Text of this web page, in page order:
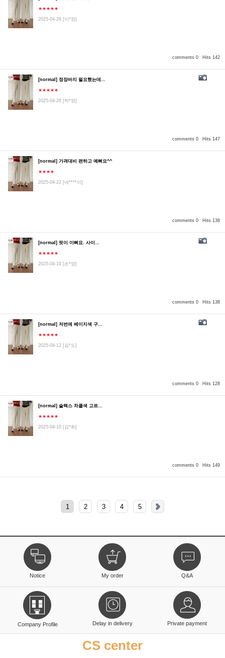
comments 0 Hits 142
★★★★★
2025-04-28 [이*정]
comments 0 Hits 147
[normal] 정장바지 필요했는데...
★★★★★
2025-04-26 [박*영]
comments 0 Hits 138
[normal] 가격대비 편하고 예뻐요^^
★★★★
2025-04-22 [네****이]
comments 0 Hits 138
[normal] 핏이 이뻐요. 사이...
★★★★★
2025-04-19 [손*영]
comments 0 Hits 128
[normal] 저번에 베이지색 구...
★★★★★
2025-04-12 [김*도]
comments 0 Hits 149
[normal] 슬랙스 차콜색 고르...
★★★★★
2025-04-10 [김*화]
1 2 3 4 5
Notice My order Q&A
Company Profile Delay in delivery Private payment
CS center